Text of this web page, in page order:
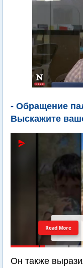
- Обращение
Выскажите
Read More
Он также